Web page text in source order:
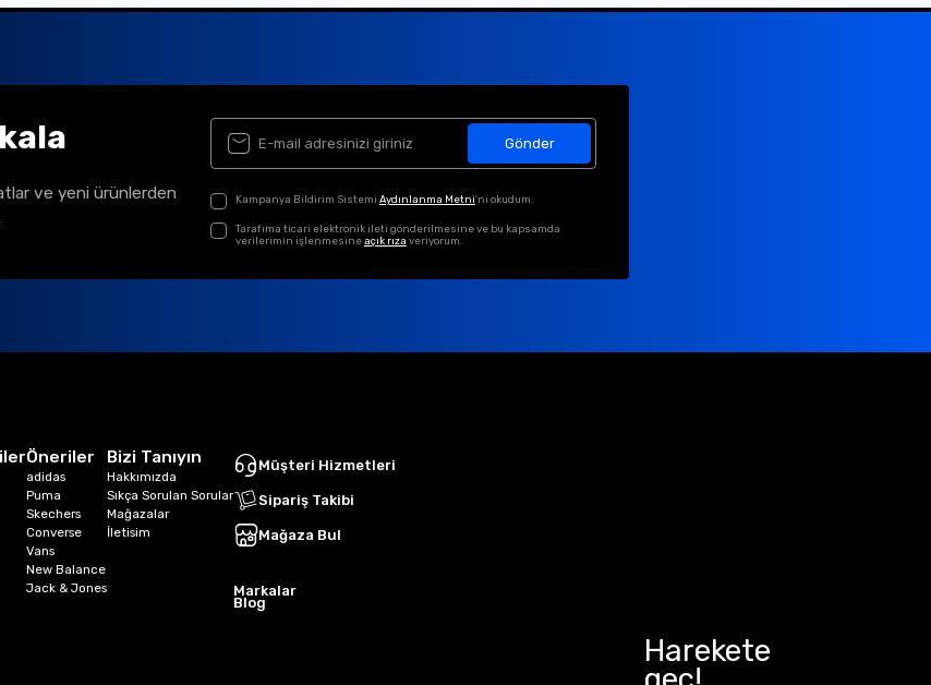
ve yeni ürünlerden
Gönder
Kampanya Bildirim Sistemi Aydınlanma Metni'ni okudum.
Tarafıma ticari elektronik ileti gönderilmesine ve bu kapsamda
verilerimin işlenmesineaçık rıza veriyorum.
Öneriler
adidas
Puma
Skechers
Converse
Vans
New Balance
Jack & Jones
Bizi Tanıyın
Hakkımızda
Sıkça Sorulan Sorular
Mağazalar
İletisim
Müşteri Hizmetleri
Sipariş Takibi
Mağaza Bul
Markalar
Blog
Harekete